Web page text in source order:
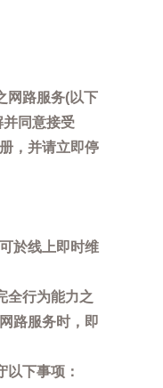
网路服务(以下
同意接受
，并请立即停
於线上即时维
全行为能力之
路服务时，即
下事项：